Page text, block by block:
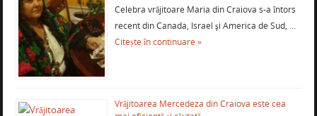
Celebra vrăjitoare Maria din Craiova s-a întors
recent din Canada, Israel şi America de Sud, …
Citește în continuare »
Vrăjitoarea Mercedeza din Craiova este cea